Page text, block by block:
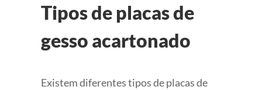
Tipos de placas de
gesso acartonado
Existem diferentes tipos de placas de